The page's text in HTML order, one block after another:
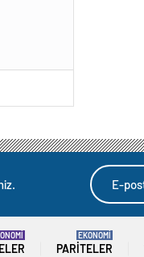
PARITELER
EKONOMİ